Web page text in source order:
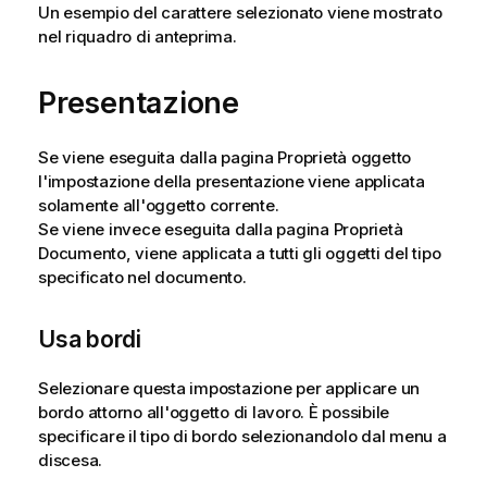
Un esempio del carattere selezionato viene mostrato
nel riquadro di anteprima.
Presentazione
Se viene eseguita dalla pagina Proprietà oggetto
l'impostazione della presentazione viene applicata
solamente all'oggetto corrente.
Se viene invece eseguita dalla pagina Proprietà
Documento, viene applicata a tutti gli oggetti del tipo
specificato nel documento.
Usa bordi
Selezionare questa impostazione per applicare un
bordo attorno all'oggetto di lavoro. È possibile
specificare il tipo di bordo selezionandolo dal menu a
discesa.